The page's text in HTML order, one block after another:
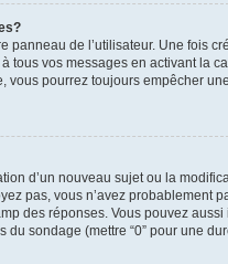
panneau de l’utilisateur. Une fois
tous vos messages en activant la
vous pourrez toujours empêcher
d’un nouveau sujet ou la
pas, vous n’avez probablement
des réponses. Vous pouvez
du sondage (mettre “0” pour une